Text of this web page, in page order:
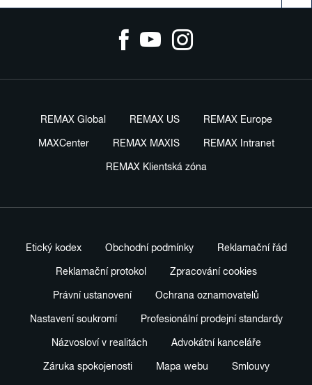
REMAX Global REMAX US REMAX Europe
MAXCenter REMAX MAXIS REMAX Intranet
REMAX Klientská zóna
Etický kodex Obchodní podmínky Reklamační řád
Reklamační protokol Zpracování cookies
Právní ustanovení Ochrana oznamovatelů
Nastavení soukromí Profesionální prodejní standardy
Názvosloví v realitách Advokátní kanceláře
Záruka spokojenosti Mapa webu Smlouvy